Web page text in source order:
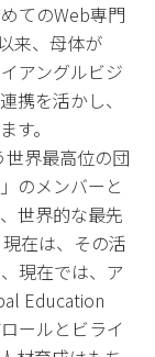
てのWeb専門
来、母体が
アングルビジ
携を活かし、
す。
界最高位の団
のメンバーと
世界的な最先
在は、その活
現在では、ア
Education
ールとビライ